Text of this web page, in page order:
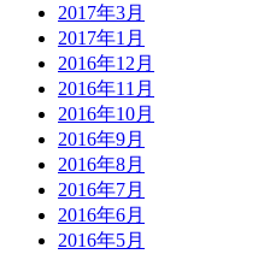
2017年3月
2017年1月
2016年12月
2016年11月
2016年10月
2016年9月
2016年8月
2016年7月
2016年6月
2016年5月